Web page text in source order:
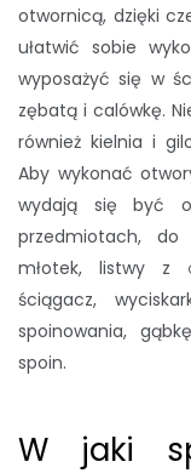
otwornicą, dzięki
ułatwić sobie
wyposażyć się w
zębatą i calówkę.
również kielnia i
Aby wykonać
wydają się być
przedmiotach,
młotek, listwy z
ściągacz,
spoinowania,
spoin.
W jaki